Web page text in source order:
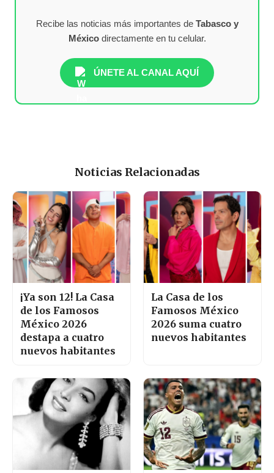
Recibe las noticias más importantes de Tabasco y
Méxicodirectamente en tu celular.
ÚNETE AL CANAL AQUÍ
Noticias Relacionadas
¡Ya son 12! La Casa
de los Famosos
México 2026
destapa a cuatro
nuevos habitantes
La Casa de los
Famosos México
2026 suma cuatro
nuevos habitantes